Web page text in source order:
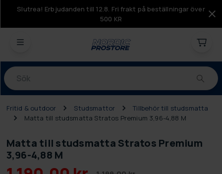
Slutrea! Erbjudanden till 12.8. Fri frakt på beställningar över
500 KR
Produkter
Fritid & outdoor Studsmattor
Tillbehör till studsmatta
Matta till studsmatta Stratos Premium 3,96-4,88 M
Matta till studsmatta Stratos Premium
3,96-4,88 M